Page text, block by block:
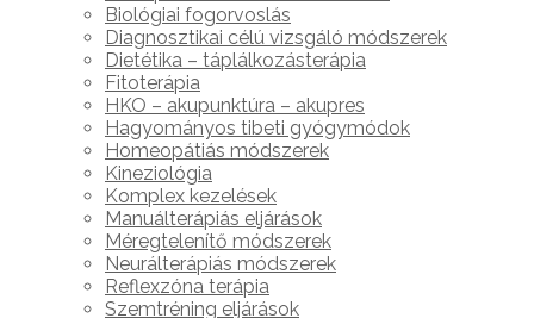
Biológiai fogorvoslás
Diagnosztikai célú vizsgáló módszerek
Dietétika – táplálkozásterápia
Fitoterápia
HKO – akupunktúra – akupres
Hagyományos tibeti gyógymódok
Homeopátiás módszerek
Kineziológia
Komplex kezelések
Manuálterápiás eljárások
Méregtelenítő módszerek
Neurálterápiás módszerek
Reflexzóna terápia
Szemtréning eljárások